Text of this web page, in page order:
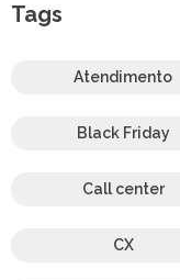
Tags
Atendimento
Black Friday
Call center
CX